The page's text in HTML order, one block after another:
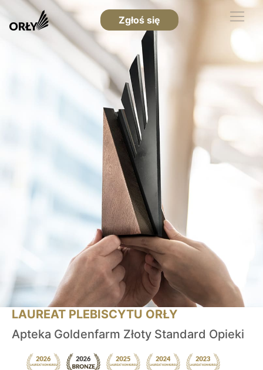
Zgłoś się
LAUREAT PLEBISCYTU ORŁY
Apteka Goldenfarm Złoty Standard Opieki